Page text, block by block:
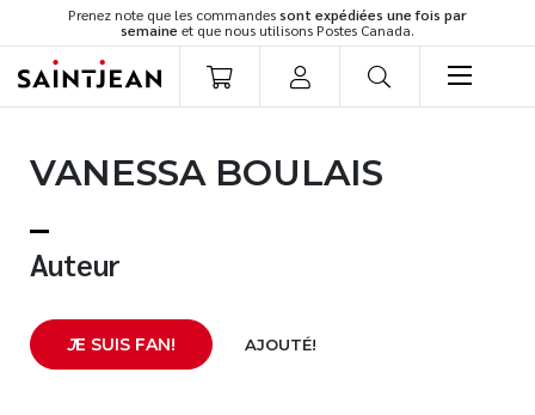
Prenez note que les commandessont expédiées une fois par
semaine et que nous utilisons Postes Canada.
Romans
Développement personnel
Spiritualité
Famille
VANESSA BOULAIS
Auteur
JE SUIS FAN! AJOUTÉ!